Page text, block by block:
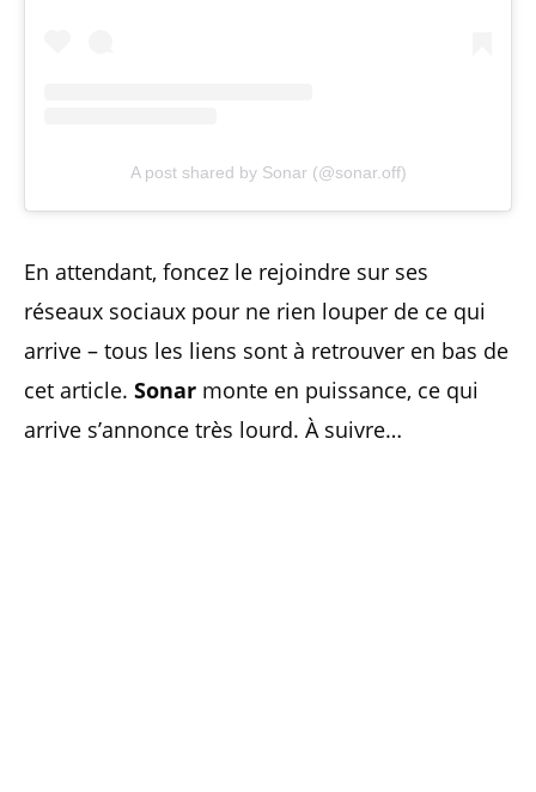
A post shared by Sonar (@sonar.off)
En attendant, foncez le rejoindre sur ses
réseaux sociaux pour ne rien louper de ce qui
arrive – tous les liens sont à retrouver en bas de
cet article. Sonar monte en puissance, ce qui
arrive s’annonce très lourd. À suivre…